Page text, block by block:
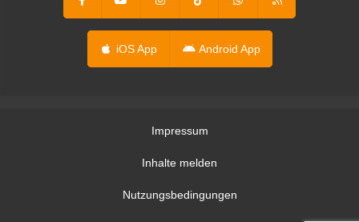
iOS App Android App
Impressum
Inhalte melden
Nutzungsbedingungen